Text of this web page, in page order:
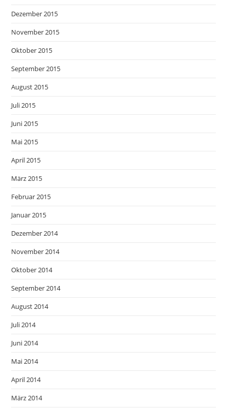
Dezember 2015
November 2015
Oktober 2015
September 2015
August 2015
Juli 2015
Juni 2015
Mai 2015
April 2015
März 2015
Februar 2015
Januar 2015
Dezember 2014
November 2014
Oktober 2014
September 2014
August 2014
Juli 2014
Juni 2014
Mai 2014
April 2014
März 2014